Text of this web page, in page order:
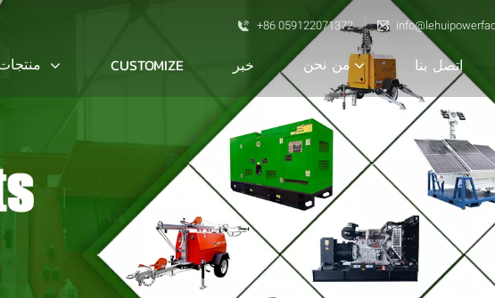
+86 059122071372
CUSTOMIZE خبر من نحن اتصل بنا